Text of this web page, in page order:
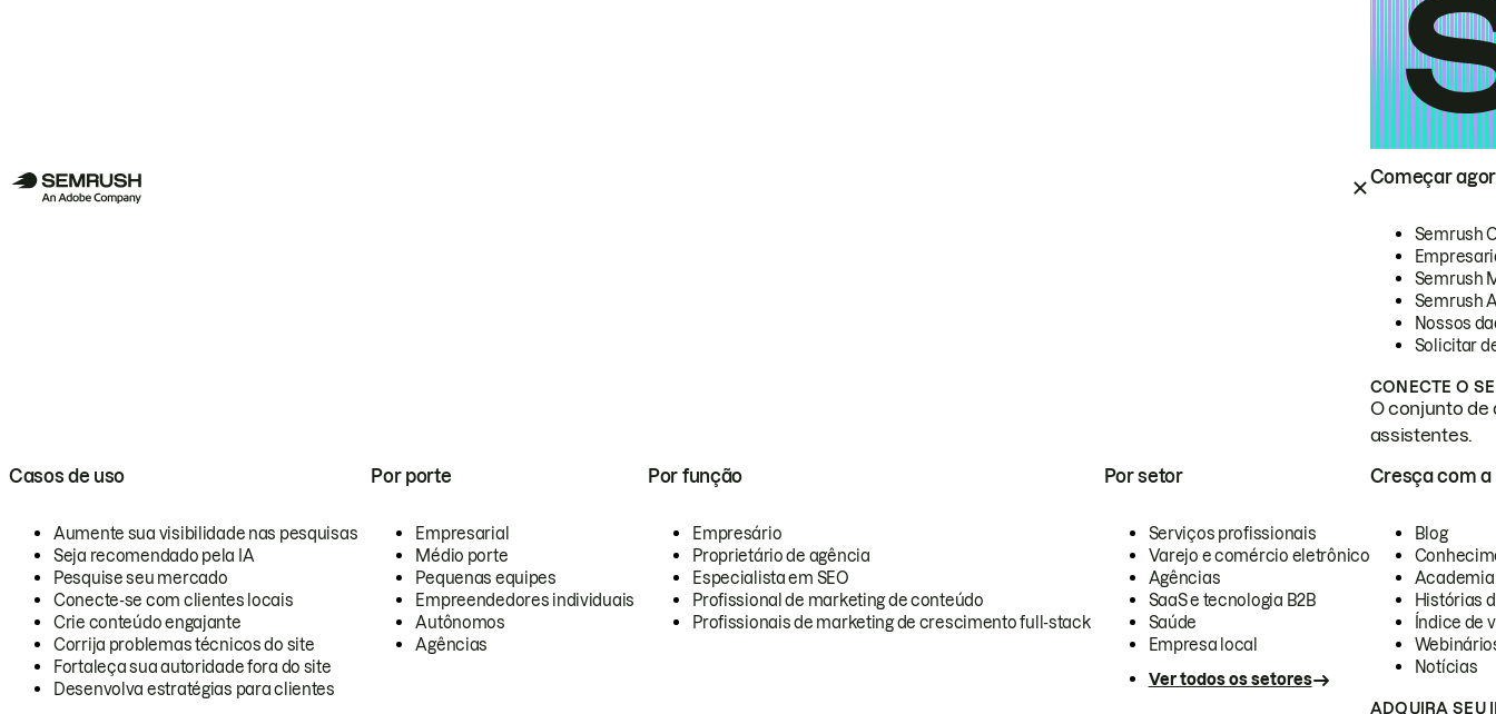
Começar
Semrush
Semrush
Semrush
Nossos
Solicitar
CONECTE O
O conjunto de
assistentes.
Casos de uso
Aumente sua visibilidade nas pesquisas
Seja recomendado pela IA
Pesquise seu mercado
Conecte-se com clientes locais
Crie conteúdo engajante
Corrija problemas técnicos do site
Fortaleça sua autoridade fora do site
Desenvolva estratégias para clientes
Por porte
Empresarial
Médio porte
Pequenas equipes
Empreendedores individuais
Autônomos
Agências
Por função
Empresário
Proprietário de agência
Especialista em SEO
Profissional de marketing de conteúdo
Profissionais de marketing de crescimento full-stack
Por setor
Serviços profissionais
Varejo e comércio eletrônico
Agências
SaaS e tecnologia B2B
Saúde
Empresa local
Ver todos os setores
Cresça com a
Blog
Academia
Histórias
Índice de
Notícias
ADQUIRA SEU